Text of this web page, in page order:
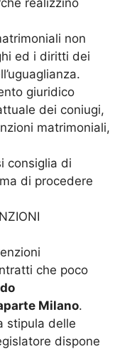
non
ed i diritti dei
giuridico
dei coniugi,
matrimoniali,
consiglia di
di procedere
che poco
Milano.
stipula delle
dispone